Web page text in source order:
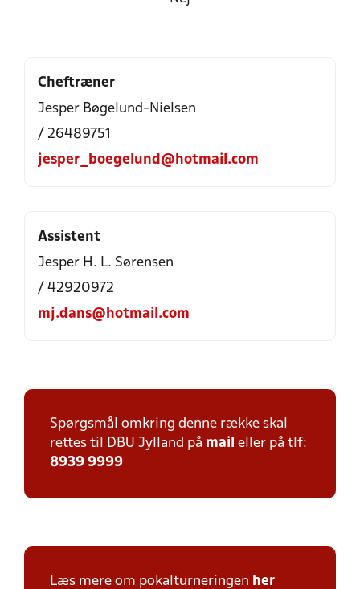
Cheftræner
Jesper Bøgelund-Nielsen
/ 26489751
jesper_boegelund@hotmail.com
Assistent
Jesper H. L. Sørensen
/ 42920972
mj.dans@hotmail.com
Spørgsmål omkring denne række skal
rettes til DBU Jylland på mail eller på tlf:
8939 9999
Læs mere om pokalturneringen her